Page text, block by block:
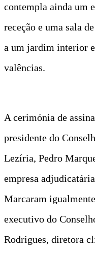
contempla ainda um
receção e uma sala
a um jardim interior e
valências.
A cerimónia de
presidente do
Lezíria, Pedro
empresa
Marcaram
executivo do
Rodrigues, diretora